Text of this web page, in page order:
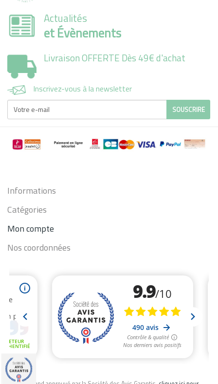
Actualités
et Évènements
Livraison OFFERTE Dès 49€ d'achat
Inscrivez-vous à la newsletter
SOUSCRIRE
Informations
Catégories
Mon compte
Nos coordonnées